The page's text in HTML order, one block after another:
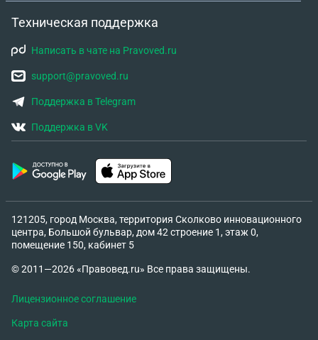
Техническая поддержка
Написать в чате на Pravoved.ru
support@pravoved.ru
Поддержка в Telegram
Поддержка в VK
121205, город Москва, территория Сколково инновационного
центра, Большой бульвар, дом 42 строение 1, этаж 0,
помещение 150, кабинет 5
© 2011—2026 «Правовед.ru» Все права защищены.
Лицензионное соглашение
Карта сайта